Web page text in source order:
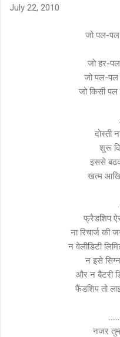
July 22, 2010
जो पल-पल
जो हर-
जो पल-पल
जो किसी पल
दोस्ती
शुरू
इससे
खत्म
फ्रैडशिप
ना रिचार्ज की
न वेलीडिटी
न इसे
और न बैटरी
फैंडशिप तो
नजर